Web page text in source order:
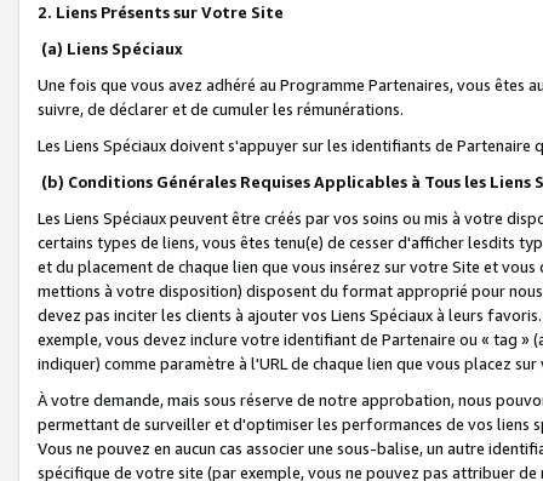
2. Liens Présents sur Votre Site
(a) Liens Spéciaux
Une fois que vous avez adhéré au Programme Partenaires, vous êtes
suivre, de déclarer et de cumuler les rémunérations.
Les Liens Spéciaux doivent s'appuyer sur les identifiants de Partenaire
(b) Conditions Générales Requises Applicables à Tous les Liens
Les Liens Spéciaux peuvent être créés par vos soins ou mis à votre
certains types de liens, vous êtes tenu(e) de cesser d'afficher lesdits
et du placement de chaque lien que vous insérez sur votre Site et
mettions à votre disposition) disposent du format approprié pour
devez pas inciter les clients à ajouter vos Liens Spéciaux à leurs
exemple, vous devez inclure votre identifiant de Partenaire ou « tag
indiquer) comme paramètre à l'URL de chaque lien que vous placez
À votre demande, mais sous réserve de notre approbation, nous
permettant de surveiller et d'optimiser les performances de vos liens
Vous ne pouvez en aucun cas associer une sous-balise, un autre
spécifique de votre site (par exemple, vous ne pouvez pas attribuer